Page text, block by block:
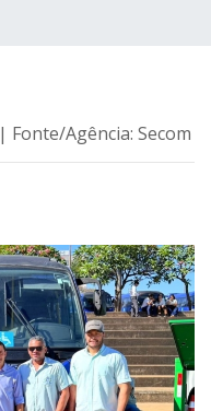
Fonte/Agência: Secom